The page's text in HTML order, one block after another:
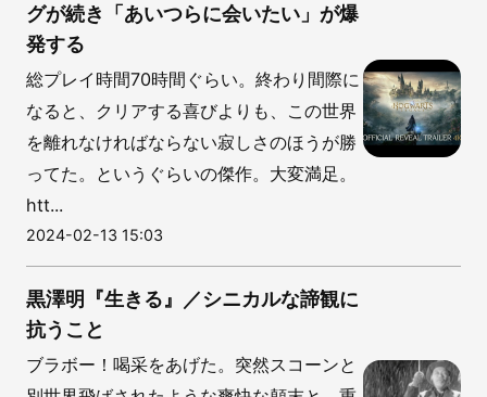
グが続き「あいつらに会いたい」が爆
発する
総プレイ時間70時間ぐらい。終わり間際に
なると、クリアする喜びよりも、この世界
を離れなければならない寂しさのほうが勝
ってた。というぐらいの傑作。大変満足。
htt...
2024-02-13 15:03
黒澤明『生きる』／シニカルな諦観に
抗うこと
ブラボー！喝采をあげた。突然スコーンと